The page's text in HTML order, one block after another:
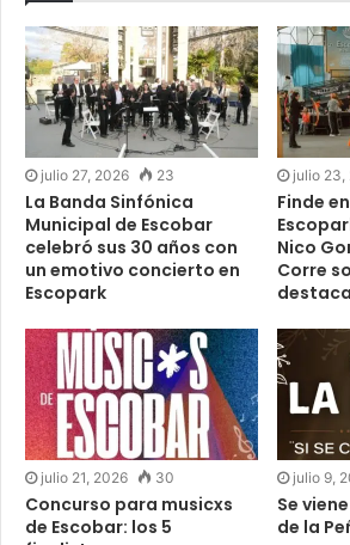
julio 27, 2026 23
La Banda Sinfónica
Municipal de Escobar
celebró sus 30 años con
un emotivo concierto en
Escopark
julio 23,
Finde
Nico
Corre
julio 21, 2026 30
Concurso para musicxs
de Escobar: los 5
julio 9,
Se
de la